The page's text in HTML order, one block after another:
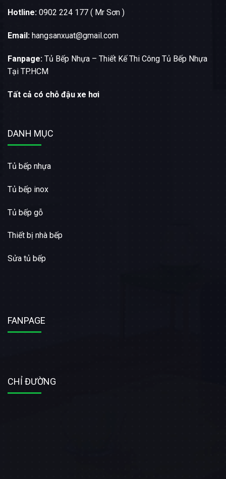
Hotline: 0902 224 177 ( Mr Sơn )
Email: hangsanxuat@gmail.com
Fanpage: Tủ Bếp Nhựa – Thiết Kế Thi Công Tủ Bếp Nhựa
Tại TP.HCM
Tất cả có chỗ đậu xe hơi
DANH MỤC
Tủ bếp nhựa
Tủ bếp inox
Tủ bếp gỗ
Thiết bị nhà bếp
Sửa tủ bếp
FANPAGE
CHỈ ĐƯỜNG